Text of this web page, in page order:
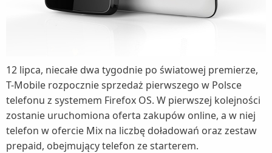
12 lipca, niecałe dwa tygodnie po światowej premierze,
T-Mobile rozpocznie sprzedaż pierwszego w Polsce
telefonu z systemem Firefox OS. W pierwszej kolejności
zostanie uruchomiona oferta zakupów online, a w niej
telefon w ofercie Mix na liczbę doładowań oraz zestaw
prepaid, obejmujący telefon ze starterem.